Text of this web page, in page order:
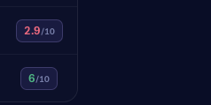
2.9/10
6/10